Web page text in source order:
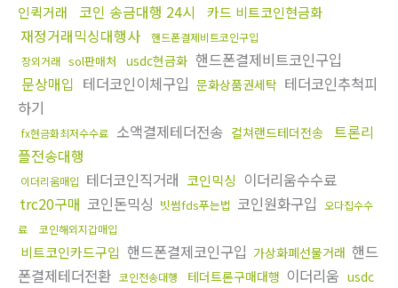
인퀵거래
코인 송금대행 24시 카드 비트코인현금화
재정거래믹싱대행사
핸드폰결제비트코인구입
장외거래 sol판매처 usdc현금화 핸드폰결제비트코인구입
문상매입 테더코인이체구입 문화상품권세탁 테더코인추척피
하기
fx현금화최저수수료 소액결제테더전송 컬쳐랜드테더전송 트론리
플전송대행
이더리움매입 테더코인직거래 코인믹싱 이더리움수수료
trc20구매 코인돈믹싱 빗썸fds푸는법 코인원화구입 오다집수수
료
코인해외지갑매입
비트코인카드구입 핸드폰결제코인구입 가상화폐선물거래 핸드
폰결제테더전환 코인전송대행 테더트론구매대행 이더리움 usdc